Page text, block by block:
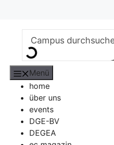
springen
Menü
home
über uns
events
DGE-BV
DEGEA